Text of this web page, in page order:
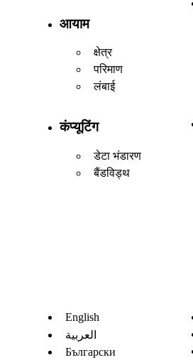
आयाम
क्षेत्र
परिमाण
लंबाई
कंप्यूटिंग
डेटा भंडारण
बैंडविड्थ
English
العربية
Български